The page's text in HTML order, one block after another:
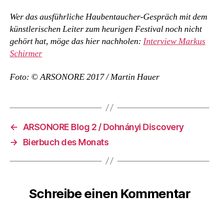
Wer das ausführliche Haubentaucher-Gespräch mit dem
künstlerischen Leiter zum heurigen Festival noch nicht
gehört hat, möge das hier nachholen: Interview Markus
Schirmer
Foto: © ARSONORE 2017 / Martin Hauer
←
ARSONORE Blog 2 / Dohnányi Discovery
→
Bierbuch des Monats
Schreibe einen Kommentar